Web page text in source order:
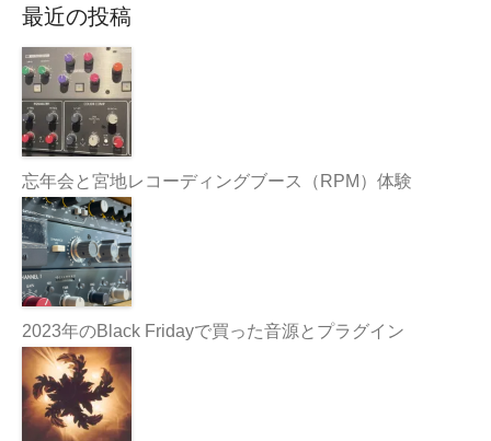
最近の投稿
忘年会と宮地レコーディングブース（RPM）体験
2023年のBlack Fridayで買った音源とプラグイン